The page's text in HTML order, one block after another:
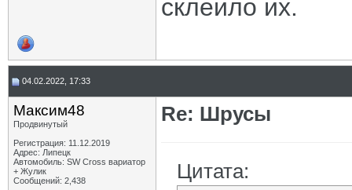
склеило их.
04.02.2022, 17:33
Максим48
Продвинутый
Регистрация: 11.12.2019
Адрес: Липецк
Автомобиль: SW Cross вариатор
+ Жулик
Сообщений: 2,438
Re: Шрусы
Цитата: